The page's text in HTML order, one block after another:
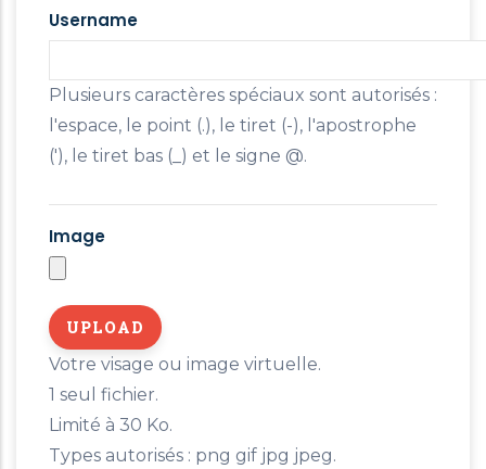
Username
Plusieurs caractères spéciaux sont autorisés :
l'espace, le point (.), le tiret (-), l'apostrophe
('), le tiret bas (_) et le signe @.
Image
Votre visage ou image virtuelle.
1 seul fichier.
Limité à 30 Ko.
Types autorisés : png gif jpg jpeg.